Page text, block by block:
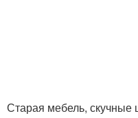
Старая мебель, скучные